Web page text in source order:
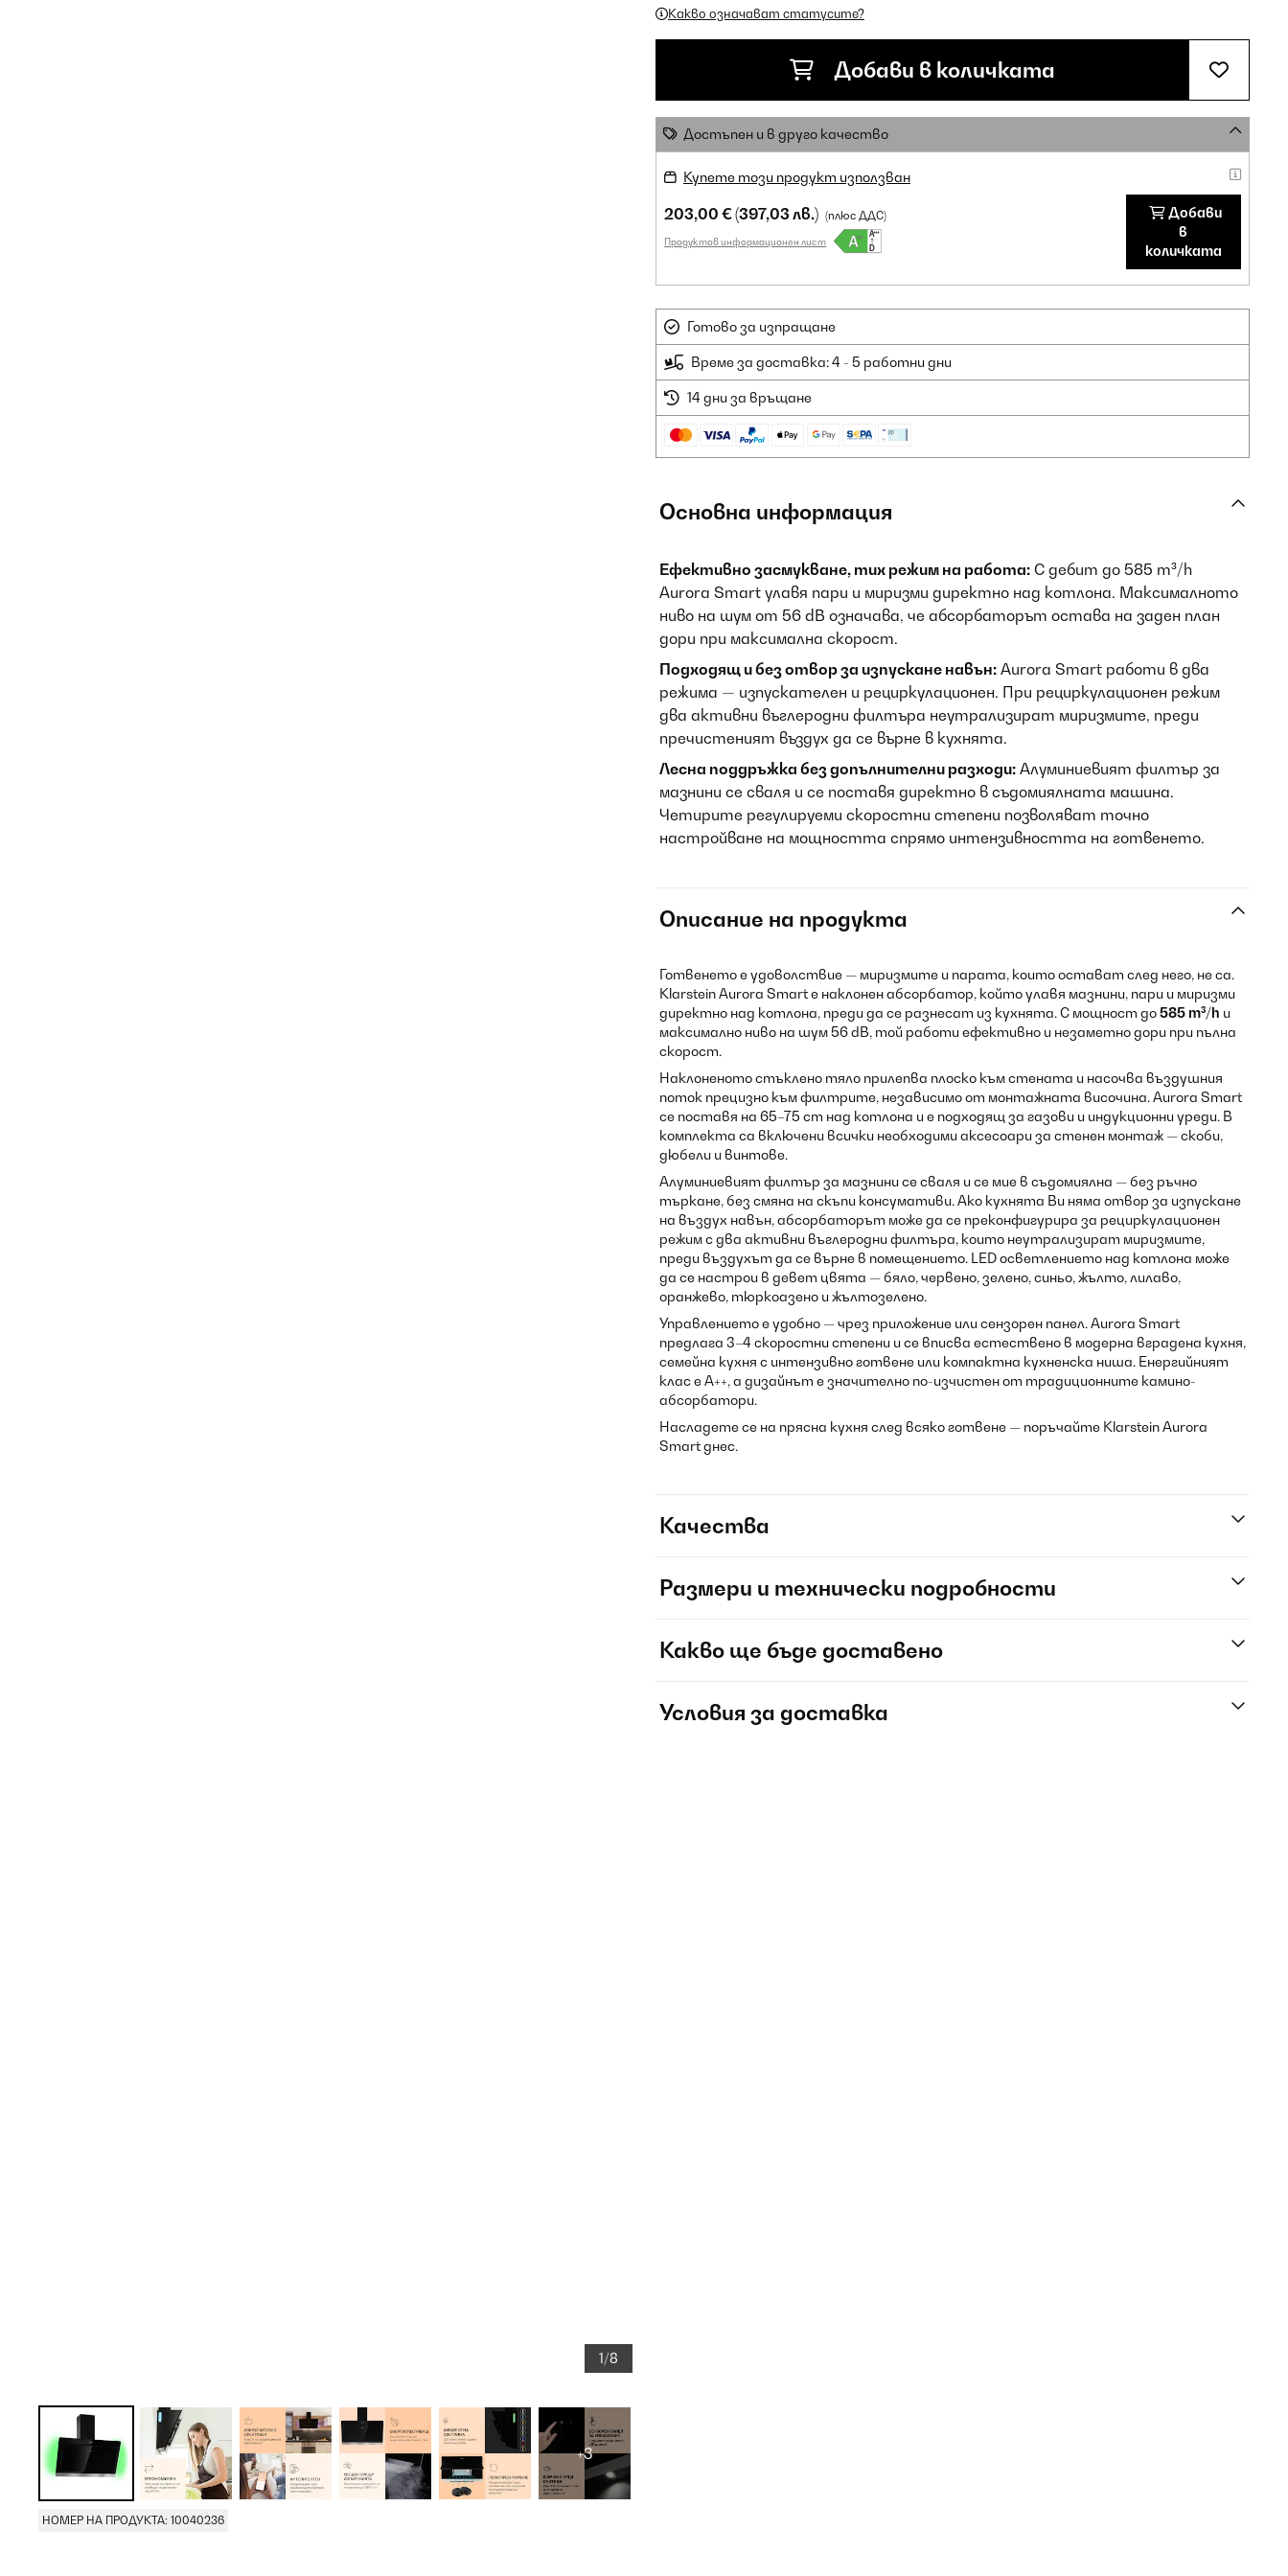
1/8
+3
НОМЕР НА ПРОДУКТА: 10040236
Какво означават статусите?
Добави в количката
Достъпен и в друго качество
Купете този продукт използван
203,00 €(397,03 лв.) (плюс ДДС)
Продуктов информационен лист
Добави
в
количката
Готово за изпращане
Време за доставка: 4 - 5 работни дни
14 дни за връщане
Основна информация
Ефективно засмукване, тих режим на работа: С дебит до 585 m³/h
Aurora Smart улавя пари и миризми директно над котлона. Максималното
ниво на шум от 56 dB означава, че абсорбаторът остава на заден план
дори при максимална скорост.
Подходящ и без отвор за изпускане навън: Aurora Smart работи в два
режима — изпускателен и рециркулационен. При рециркулационен режим
два активни въглеродни филтъра неутрализират миризмите, преди
пречистеният въздух да се върне в кухнята.
Лесна поддръжка без допълнителни разходи: Алуминиевият филтър за
мазнини се сваля и се поставя директно в съдомиялната машина.
Четирите регулируеми скоростни степени позволяват точно
настройване на мощността спрямо интензивността на готвенето.
Описание на продукта
Готвенето е удоволствие — миризмите и парата, които остават след него, не са.
Klarstein Aurora Smart е наклонен абсорбатор, който улавя мазнини, пари и миризми
директно над котлона, преди да се разнесат из кухнята. С мощност до585 m³/h и
максимално ниво на шум 56 dB, той работи ефективно и незаметно дори при пълна
скорост.
Наклоненото стъклено тяло прилепва плоско към стената и насочва въздушния
поток прецизно към филтрите, независимо от монтажната височина. Aurora Smart
се поставя на 65–75 cm над котлона и е подходящ за газови и индукционни уреди. В
комплекта са включени всички необходими аксесоари за стенен монтаж — скоби,
дюбели и винтове.
Алуминиевият филтър за мазнини се сваля и се мие в съдомиялна — без ръчно
търкане, без смяна на скъпи консумативи. Ако кухнята Ви няма отвор за изпускане
на въздух навън, абсорбаторът може да се преконфигурира за рециркулационен
режим с два активни въглеродни филтъра, които неутрализират миризмите,
преди въздухът да се върне в помещението. LED осветлението над котлона може
да се настрои в девет цвята — бяло, червено, зелено, синьо, жълто, лилаво,
оранжево, тюркоазено и жълтозелено.
Управлението е удобно — чрез приложение или сензорен панел. Aurora Smart
предлага 3–4 скоростни степени и се вписва естествено в модерна вградена кухня,
семейна кухня с интензивно готвене или компактна кухненска ниша. Енергийният
клас е A++, а дизайнът е значително по-изчистен от традиционните камино-
абсорбатори.
Насладете се на прясна кухня след всяко готвене — поръчайте Klarstein Aurora
Smart днес.
Качества
Размери и технически подробности
Какво ще бъде доставено
Условия за доставка